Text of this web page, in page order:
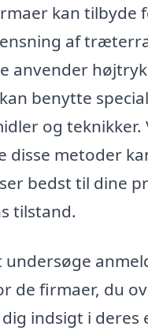
kan tilbyde
af
anvender
benytte
og teknikker.
disse metoder
bedst til dine
tilstand.
undersøge
de firmaer, du
indsigt i deres